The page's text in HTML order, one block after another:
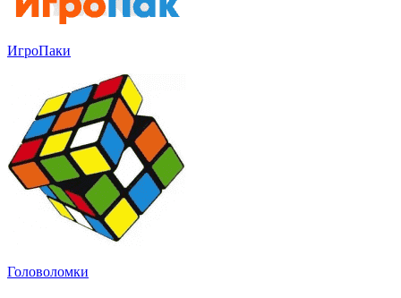
ИгроПаки
Головоломки